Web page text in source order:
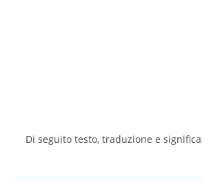
Di seguito testo, traduzione e